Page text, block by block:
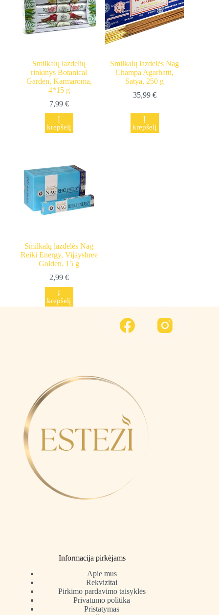
Smilkalų lazdelių
rinkinys Botanical
Garden, Karmaroma,
4*15 g
7,99 €
Į
krepšelį
Smilkalų lazdelės Nag
Champa Agarbatti,
Satya, 250 g
35,99 €
Į
krepšelį
Smilkalų lazdelės Nag
Reiki Energy, Vijayshree
Golden, 15 g
2,99 €
Į
krepšelį
Informacija pirkėjams
Apie mus
Rekvizitai
Pirkimo pardavimo taisyklės
Privatumo politika
Pristatymas